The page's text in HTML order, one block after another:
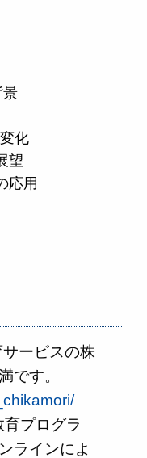
景
化
望
応用
ービスの株
です。
プログラ
ラインによ